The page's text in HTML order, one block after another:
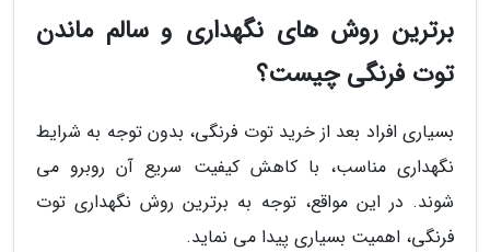
برترین روش های نگهداری و سالم ماندن
توت فرنگی چیست؟
بسیاری افراد بعد از خرید توت فرنگی، بدون توجه به شرایط
نگهداری مناسب، با کاهش کیفیت سریع آن روبرو می
شوند. در این مواقع، توجه به برترین روش نگهداری توت
فرنگی، اهمیت بسیاری پیدا می نماید.